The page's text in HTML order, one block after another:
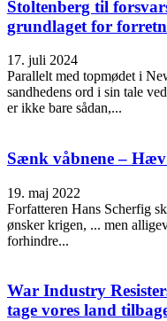
Stoltenberg til
grundlaget for
17. juli 2024
Parallelt med topmødet i
sandhedens ord i sin tale
er ikke bare sådan,...
Sænk våbnene –
19. maj 2022
Forfatteren Hans Scherfig
ønsker krigen, ... men
forhindre...
War Industry
tage vores land